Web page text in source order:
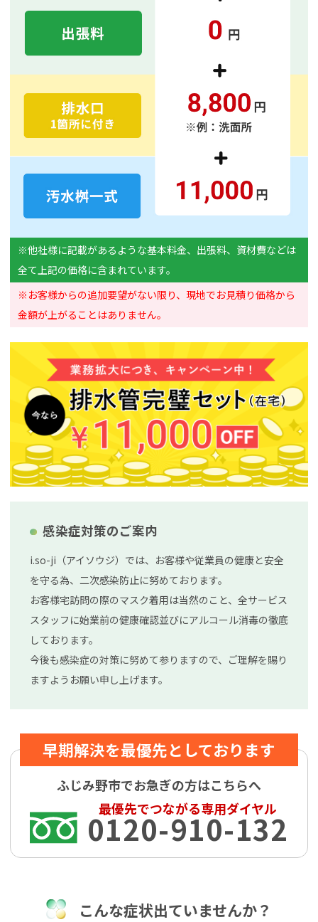
※他社様に記載があるような基本料金、出張料、資材費などは
全て上記の価格に含まれています。
※お客様からの追加要望がない限り、現地でお見積り価格から
金額が上がることはありません。
感染症対策のご案内
i.so-ji（アイソウジ）では、お客様や従業員の健康と安全
を守る為、二次感染防止に努めております。
お客様宅訪問の際のマスク着用は当然のこと、全サービス
スタッフに始業前の健康確認並びにアルコール消毒の徹底
しております。
今後も感染症の対策に努めて参りますので、ご理解を賜り
ますようお願い申し上げます。
早期解決を最優先としております
ふじみ野市でお急ぎの方はこちらへ
最優先でつながる専用ダイヤル
0120-910-132
こんな症状出ていませんか？